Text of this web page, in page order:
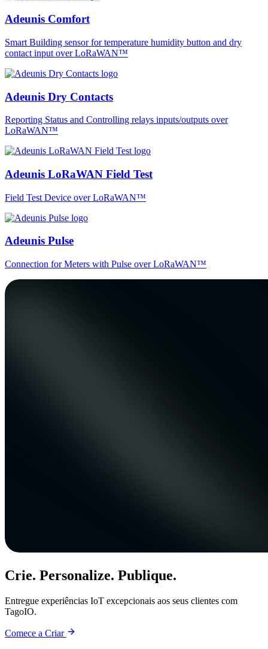
Adeunis Comfort
Smart Building sensor for temperature humidity button and dry
contact input over LoRaWAN™
Adeunis Dry Contacts
Reporting Status and Controlling relays inputs/outputs over
LoRaWAN™
Adeunis LoRaWAN Field Test
Field Test Device over LoRaWAN™
Adeunis Pulse
Connection for Meters with Pulse over LoRaWAN™
Crie. Personalize. Publique.
Entregue experiências IoT excepcionais aos seus clientes com
TagoIO.
Comece a Criar